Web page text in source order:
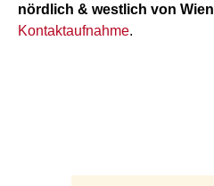
nördlich & westlich von Wien
Kontaktaufnahme.